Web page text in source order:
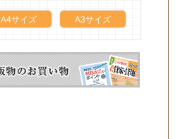
A4サイズ A3サイズ